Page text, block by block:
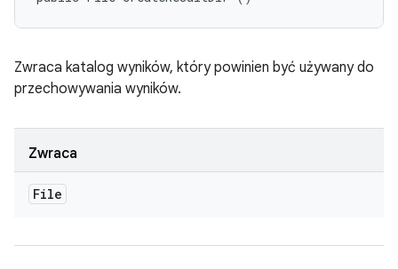
Zwraca katalog wyników, który powinien być używany do
przechowywania wyników.
Zwraca
File